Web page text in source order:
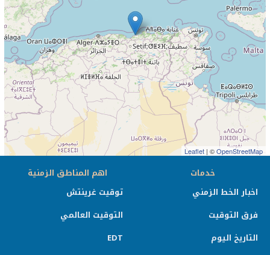
Leaflet | ©OpenStreetMap
خدمات
اخبار الخط الزمني
فرق التوقيت
التاريخ اليوم
اهم المناطق الزمنية
توقيت غرينتش
التوقيت العالمي
EDT